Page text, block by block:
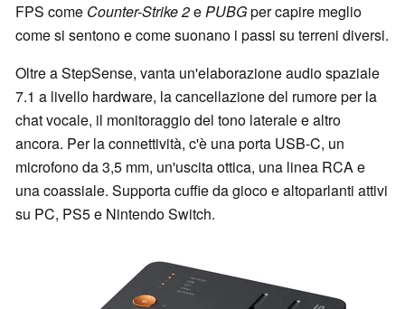
FPS come Counter-Strike 2ePUBGper capire meglio
come si sentono e come suonano i passi su terreni diversi.
Oltre a StepSense, vanta un'elaborazione audio spaziale
7.1 a livello hardware, la cancellazione del rumore per la
chat vocale, il monitoraggio del tono laterale e altro
ancora. Per la connettività, c'è una porta USB-C, un
microfono da 3,5 mm, un'uscita ottica, una linea RCA e
una coassiale. Supporta cuffie da gioco e altoparlanti attivi
su PC, PS5 e Nintendo Switch.